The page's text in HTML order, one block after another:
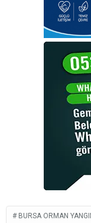
BURSA ORMAN